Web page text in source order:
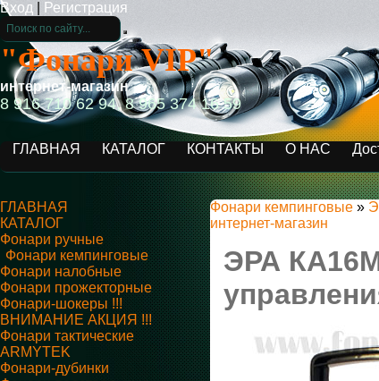
Вход Регистрация
"Фонари VIP"
интернет-магазин
8 916 710 62 94, 8 965 374 16 59
ГЛАВНАЯ КАТАЛОГ КОНТАКТЫ О НАС
ГЛАВНАЯ
КАТАЛОГ
Фонари ручные
Фонари кемпинговые
Фонари налобные
Фонари прожекторные
Фонари-шокеры !!!
ВНИМАНИЕ АКЦИЯ !!!
Фонари тактические
ARMYTEK
Фонари-дубинки
Фонари кемпинговые »
интернет-магазин
ЭРА